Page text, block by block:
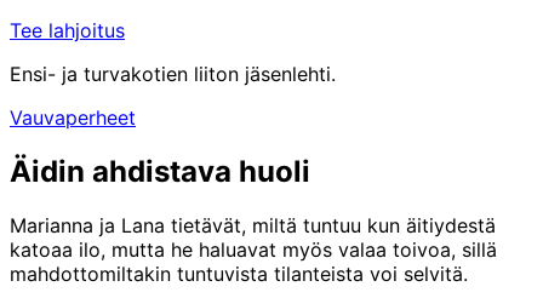
Tee lahjoitus
Ensi- ja turvakotien liiton jäsenlehti.
Vauvaperheet
Äidin ahdistava huoli
Marianna ja Lana tietävät, miltä tuntuu kun äitiydestä
katoaa ilo, mutta he haluavat myös valaa toivoa, sillä
mahdottomiltakin tuntuvista tilanteista voi selvitä.